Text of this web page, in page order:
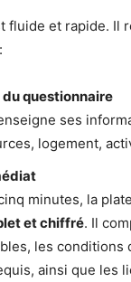
fluide et rapide. Il
questionnaire
ses
logement,
minutes, la
et chiffré. Il
les conditions
ainsi que les